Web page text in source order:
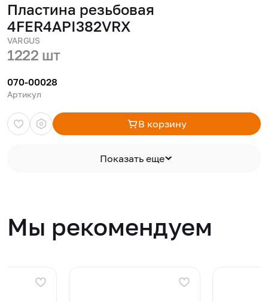
Пластина резьбовая
4FER4API382VRX
VARGUS
1222 шт
070-00028
Артикул
В корзину
Показать еще
Мы рекомендуем